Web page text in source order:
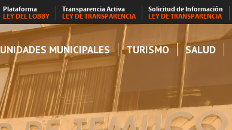
Plataforma
LEY DEL LOBBY
Transparencia Activa
LEY DE TRANSPARENCIA
Solicitud de Información
LEY DE TRANSPARENCIA
UNIDADES MUNICIPALES TURISMO SALUD